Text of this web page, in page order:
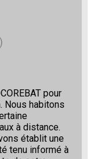
pour
Nous habitons
à distance.
établit une
tenu informé à